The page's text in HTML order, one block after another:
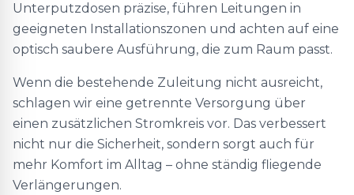
Unterputzdosen präzise, führen Leitungen in
geeigneten Installationszonen und achten auf eine
optisch saubere Ausführung, die zum Raum passt.
Wenn die bestehende Zuleitung nicht ausreicht,
schlagen wir eine getrennte Versorgung über
einen zusätzlichen Stromkreis vor. Das verbessert
nicht nur die Sicherheit, sondern sorgt auch für
mehr Komfort im Alltag – ohne ständig fliegende
Verlängerungen.